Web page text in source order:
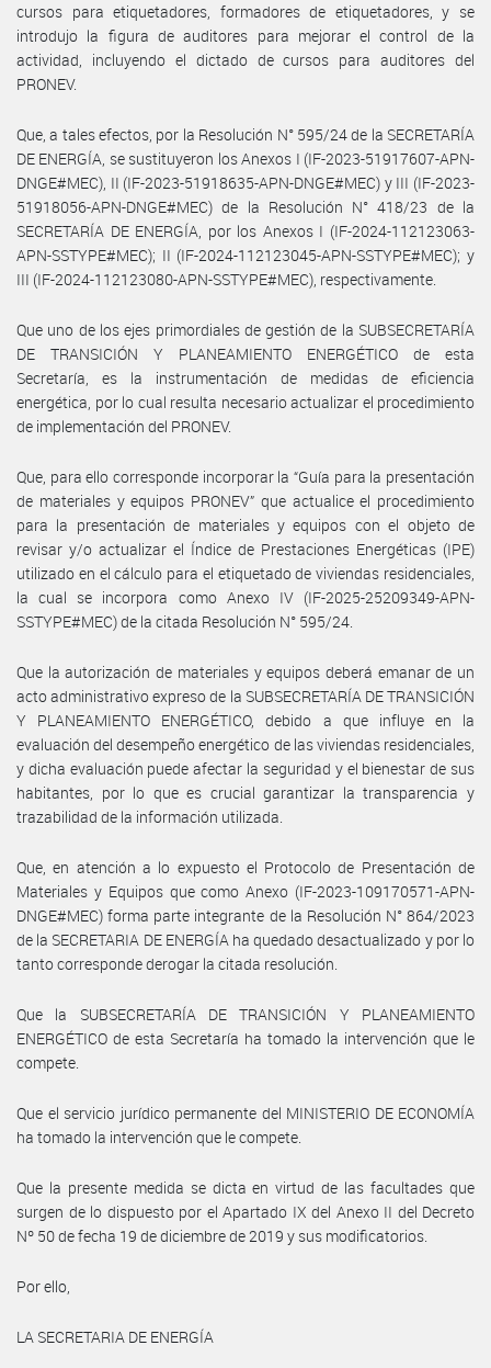
cursos para etiquetadores, formadores de etiquetadores, y se
introdujo la figura de auditores para mejorar el control de la
actividad, incluyendo el dictado de cursos para auditores del
PRONEV.
Que, a tales efectos, por la Resolución N° 595/24 de la SECRETARÍA
DE ENERGÍA, se sustituyeron los Anexos I (IF-2023-51917607-APN-
DNGE#MEC), II (IF-2023-51918635-APN-DNGE#MEC) y III (IF-2023-
51918056-APN-DNGE#MEC) de la Resolución N° 418/23 de la
SECRETARÍA DE ENERGÍA, por los Anexos I (IF-2024-112123063-
APN-SSTYPE#MEC); II (IF-2024-112123045-APN-SSTYPE#MEC); y
III (IF-2024-112123080-APN-SSTYPE#MEC), respectivamente.
Que uno de los ejes primordiales de gestión de la SUBSECRETARÍA
DE TRANSICIÓN Y PLANEAMIENTO ENERGÉTICO de esta
Secretaría, es la instrumentación de medidas de eficiencia
energética, por lo cual resulta necesario actualizar el procedimiento
de implementación del PRONEV.
Que, para ello corresponde incorporar la “Guía para la presentación
de materiales y equipos PRONEV” que actualice el procedimiento
para la presentación de materiales y equipos con el objeto de
revisar y/o actualizar el Índice de Prestaciones Energéticas (IPE)
utilizado en el cálculo para el etiquetado de viviendas residenciales,
la cual se incorpora como Anexo IV (IF-2025-25209349-APN-
SSTYPE#MEC) de la citada Resolución N° 595/24.
Que la autorización de materiales y equipos deberá emanar de un
acto administrativo expreso de la SUBSECRETARÍA DE TRANSICIÓN
Y PLANEAMIENTO ENERGÉTICO, debido a que influye en la
evaluación del desempeño energético de las viviendas residenciales,
y dicha evaluación puede afectar la seguridad y el bienestar de sus
habitantes, por lo que es crucial garantizar la transparencia y
trazabilidad de la información utilizada.
Que, en atención a lo expuesto el Protocolo de Presentación de
Materiales y Equipos que como Anexo (IF-2023-109170571-APN-
DNGE#MEC) forma parte integrante de la Resolución N° 864/2023
de la SECRETARIA DE ENERGÍA ha quedado desactualizado y por lo
tanto corresponde derogar la citada resolución.
Que la SUBSECRETARÍA DE TRANSICIÓN Y PLANEAMIENTO
ENERGÉTICO de esta Secretaría ha tomado la intervención que le
compete.
Que el servicio jurídico permanente del MINISTERIO DE ECONOMÍA
ha tomado la intervención que le compete.
Que la presente medida se dicta en virtud de las facultades que
surgen de lo dispuesto por el Apartado IX del Anexo II del Decreto
Nº 50 de fecha 19 de diciembre de 2019 y sus modificatorios.
Por ello,
LA SECRETARIA DE ENERGÍA